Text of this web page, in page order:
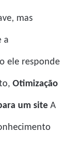
mas
a
ele responde
Otimização
um site A